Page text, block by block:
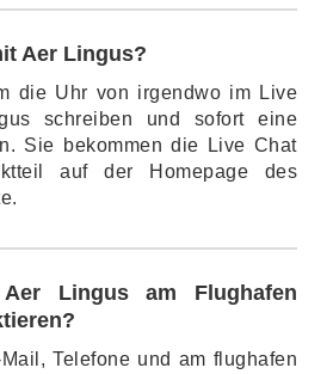
Aer Lingus?
die Uhr von irgendwo im Live
schreiben und sofort eine
Sie bekommen die Live Chat
auf der Homepage des
Lingus am Flughafen
Telefone und am flughafen